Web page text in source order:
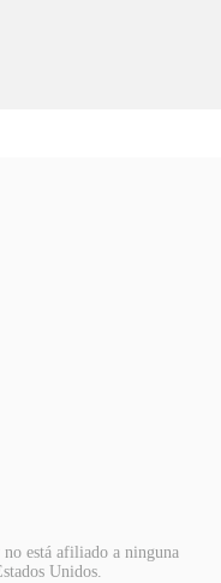
está afiliado a ninguna
Unidos.